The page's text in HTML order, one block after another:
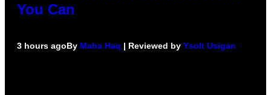
You Can
3 hours agoBy Maha Haq | Reviewed by Ysolt Usigan